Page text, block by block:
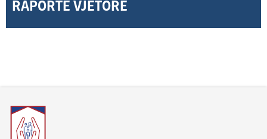
RAPORTE VJETORE